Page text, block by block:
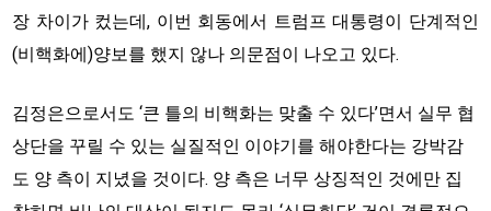
장 차이가 컸는데, 이번 회동에서 트럼프 대통령이 단계적인
(비핵화에)양보를 했지 않나 의문점이 나오고 있다.
김정은으로서도 ‘큰 틀의 비핵화는 맞출 수 있다’면서 실무 협
상단을 꾸릴 수 있는 실질적인 이야기를 해야한다는 강박감
도 양 측이 지녔을 것이다. 양 측은 너무 상징적인 것에만 집